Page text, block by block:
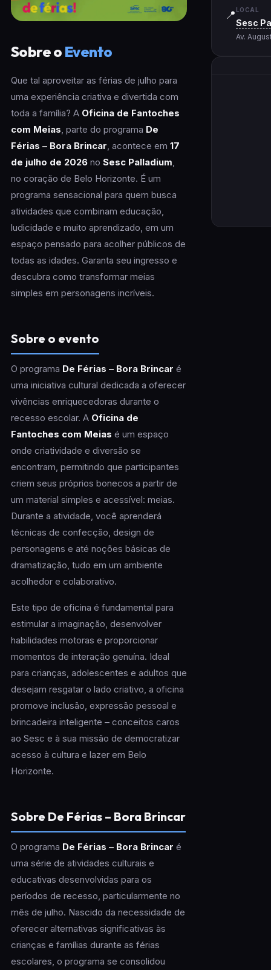
Sobre o Evento
Que tal aproveitar as férias de julho para
uma experiência criativa e divertida com
toda a família? A Oficina de Fantoches
com Meias, parte do programa De
Férias – Bora Brincar, acontece em 17
de julho de 2026no Sesc Palladium,
no coração de Belo Horizonte. É um
programa sensacional para quem busca
atividades que combinam educação,
ludicidade e muito aprendizado, em um
espaço pensado para acolher públicos de
todas as idades. Garanta seu ingresso e
descubra como transformar meias
simples em personagens incríveis.
Sobre o evento
O programa De Férias – Bora Brincar é
uma iniciativa cultural dedicada a oferecer
vivências enriquecedoras durante o
recesso escolar. A Oficina de
Fantoches com Meias é um espaço
onde criatividade e diversão se
encontram, permitindo que participantes
criem seus próprios bonecos a partir de
um material simples e acessível: meias.
Durante a atividade, você aprenderá
técnicas de confecção, design de
personagens e até noções básicas de
dramatização, tudo em um ambiente
acolhedor e colaborativo.
Este tipo de oficina é fundamental para
estimular a imaginação, desenvolver
habilidades motoras e proporcionar
momentos de interação genuína. Ideal
para crianças, adolescentes e adultos que
desejam resgatar o lado criativo, a oficina
promove inclusão, expressão pessoal e
brincadeira inteligente – conceitos caros
ao Sesc e à sua missão de democratizar
acesso à cultura e lazer em Belo
Horizonte.
Sobre De Férias – Bora Brincar
O programa De Férias – Bora Brincar é
uma série de atividades culturais e
educativas desenvolvidas para os
períodos de recesso, particularmente no
mês de julho. Nascido da necessidade de
oferecer alternativas significativas às
crianças e famílias durante as férias
escolares, o programa se consolidou
📍LOCAL
Sesc
Av.